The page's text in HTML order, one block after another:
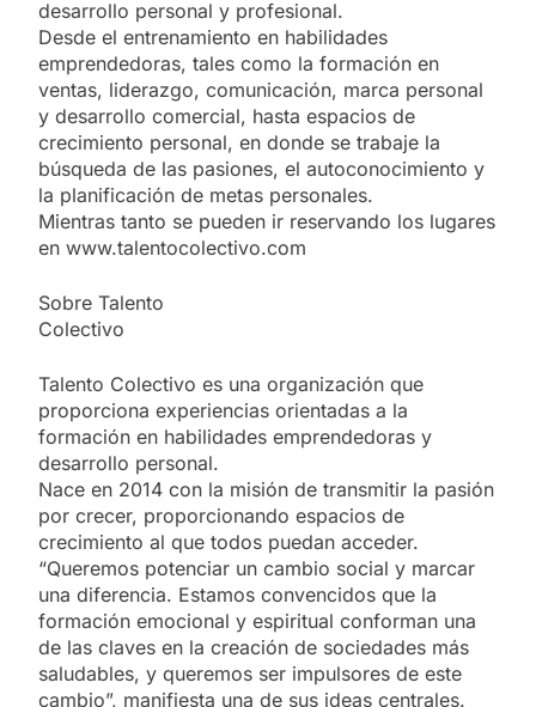
desarrollo personal y profesional.
Desde el entrenamiento en habilidades
emprendedoras, tales como la formación en
ventas, liderazgo, comunicación, marca personal
y desarrollo comercial, hasta espacios de
crecimiento personal, en donde se trabaje la
búsqueda de las pasiones, el autoconocimiento y
la planificación de metas personales.
Mientras tanto se pueden ir reservando los lugares
en www.talentocolectivo.com
Sobre Talento
Colectivo
Talento Colectivo es una organización que
proporciona experiencias orientadas a la
formación en habilidades emprendedoras y
desarrollo personal.
Nace en 2014 con la misión de transmitir la pasión
por crecer, proporcionando espacios de
crecimiento al que todos puedan acceder.
“Queremos potenciar un cambio social y marcar
una diferencia. Estamos convencidos que la
formación emocional y espiritual conforman una
de las claves en la creación de sociedades más
saludables, y queremos ser impulsores de este
cambio”, manifiesta una de sus ideas centrales.